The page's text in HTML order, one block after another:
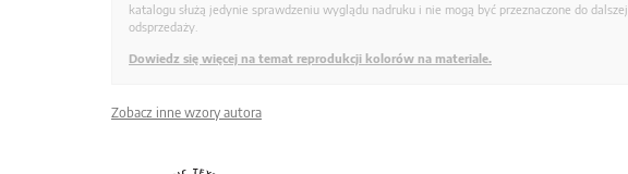
katalogu służą jedynie sprawdzeniu wyglądu nadruku i nie mogą być przeznaczone do dalszej
odsprzedaży.
Dowiedz się więcej na temat reprodukcji kolorów na materiale.
Zobacz inne wzory autora